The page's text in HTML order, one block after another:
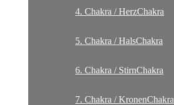
4. Chakra / HerzChakra
5. Chakra / HalsChakra
6. Chakra / StirnChakra
7. Chakra / KronenChakra